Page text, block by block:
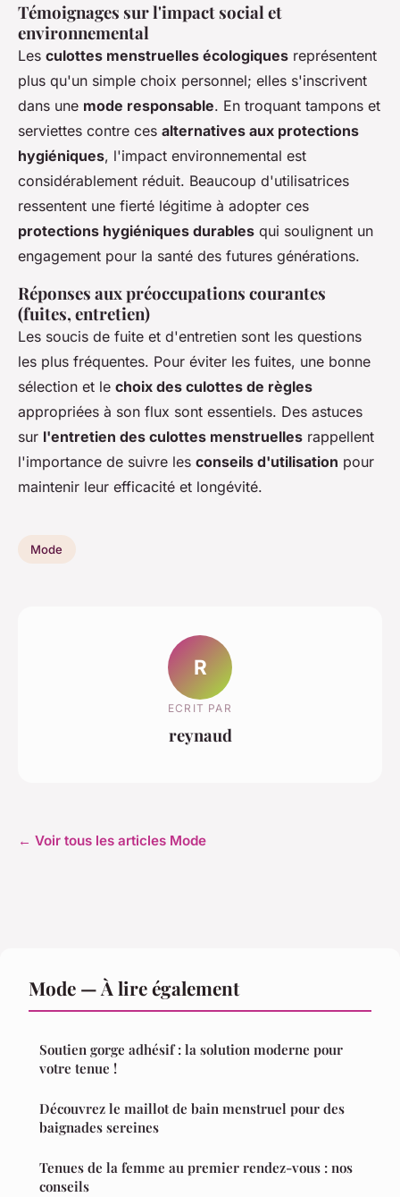
Témoignages sur l'impact social et
environnemental
Les culottes menstruelles écologiques représentent
plus qu'un simple choix personnel; elles s'inscrivent
dans une mode responsable. En troquant tampons et
serviettes contre ces alternatives aux protections
hygiéniques, l'impact environnemental est
considérablement réduit. Beaucoup d'utilisatrices
ressentent une fierté légitime à adopter ces
protections hygiéniques durables qui soulignent un
engagement pour la santé des futures générations.
Réponses aux préoccupations courantes
(fuites, entretien)
Les soucis de fuite et d'entretien sont les questions
les plus fréquentes. Pour éviter les fuites, une bonne
sélection et le choix des culottes de règles
appropriées à son flux sont essentiels. Des astuces
sur l'entretien des culottes menstruelles rappellent
l'importance de suivre les conseils d'utilisation pour
maintenir leur efficacité et longévité.
Mode
R
ECRIT PAR
reynaud
← Voir tous les articles Mode
Mode — À lire également
Soutien gorge adhésif : la solution moderne pour
votre tenue !
Découvrez le maillot de bain menstruel pour des
baignades sereines
Tenues de la femme au premier rendez-vous : nos
conseils